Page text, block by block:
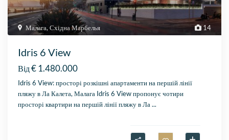
14
Малага,Східна Марбелья
Idris 6 View
Від€ 1.480.000
Idris 6 View: просторі розкішні апартаменти на першій лінії
пляжу в Ла Калета, Малага Idris 6 View пропонує чотири
просторі квартири на першій лінії пляжу в Ла...